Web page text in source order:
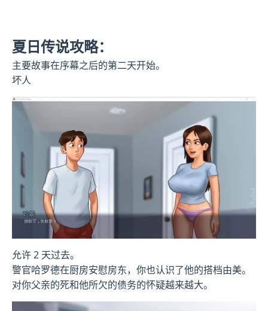
夏日传说攻略：
主要故事在序幕之后的第二天开始。
坏人
允许 2 天过去。
警官哈罗德在厨房安慰房东，你也认识了他的搭档由美。
对你父亲的死和他所欠的债务的怀疑越来越大。